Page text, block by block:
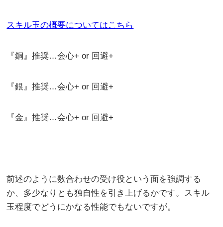
スキル玉の概要についてはこちら
『銅』推奨…会心+ or 回避+
『銀』推奨…会心+ or 回避+
『金』推奨…会心+ or 回避+
前述のように数合わせの受け役という面を強調する
か、多少なりとも独自性を引き上げるかです。スキル
玉程度でどうにかなる性能でもないですが。